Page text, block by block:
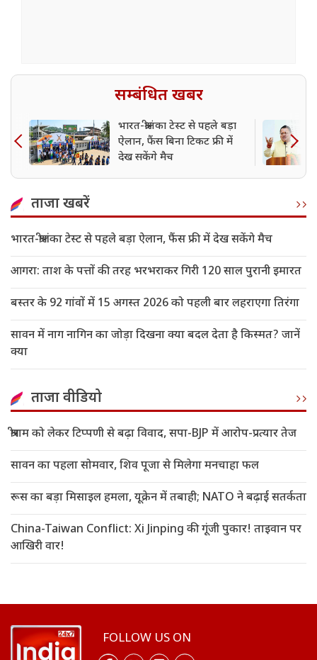
सम्बंधित खबर
भारत-श्रीलंका टेस्ट से पहले बड़ा
ऐलान, फैंस बिना टिकट फ्री में
देख सकेंगे मैच
ताजा खबरें
भारत-श्रीलंका टेस्ट से पहले बड़ा ऐलान, फैंस फ्री में देख सकेंगे मैच
आगरा: ताश के पत्तों की तरह भरभराकर गिरी 120 साल पुरानी इमारत
बस्तर के 92 गांवों में 15 अगस्त 2026 को पहली बार लहराएगा तिरंगा
सावन में नाग नागिन का जोड़ा दिखना क्या बदल देता है किस्मत? जानें
क्या
ताजा वीडियो
श्रीराम को लेकर टिप्पणी से बढ़ा विवाद, सपा-BJP में आरोप-प्रत्यार तेज
सावन का पहला सोमवार, शिव पूजा से मिलेगा मनचाहा फल
रूस का बड़ा मिसाइल हमला, यूक्रेन में तबाही; NATO ने बढ़ाई सतर्कता
China-Taiwan Conflict: Xi Jinping की गूंजी पुकार! ताइवान पर
आखिरी वार!
FOLLOW US ON